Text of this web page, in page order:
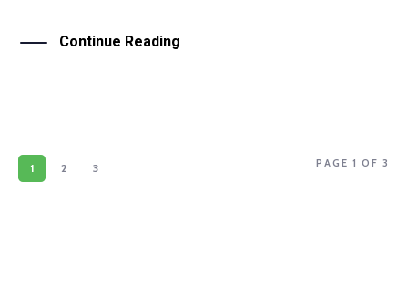
Continue Reading
1 2 3 PAGE 1 OF 3